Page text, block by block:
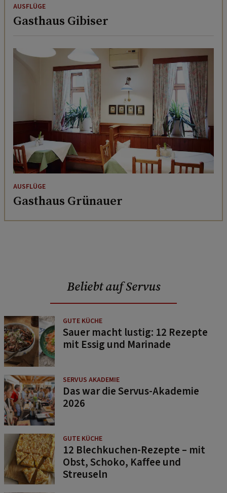
AUSFLÜGE
Gasthaus Gibiser
AUSFLÜGE
Gasthaus Grünauer
Beliebt auf Servus
GUTE KÜCHE
Sauer macht lustig: 12 Rezepte
mit Essig und Marinade
SERVUS AKADEMIE
Das war die Servus-Akademie
2026
GUTE KÜCHE
12 Blechkuchen-Rezepte – mit
Obst, Schoko, Kaffee und
Streuseln